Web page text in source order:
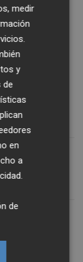
año.
como
seguir
medir
y
de
en
a
.
de